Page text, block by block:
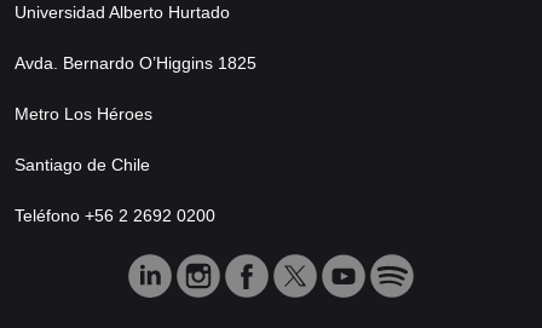
Universidad Alberto Hurtado
Avda. Bernardo O’Higgins 1825
Metro Los Héroes
Santiago de Chile
Teléfono +56 2 2692 0200